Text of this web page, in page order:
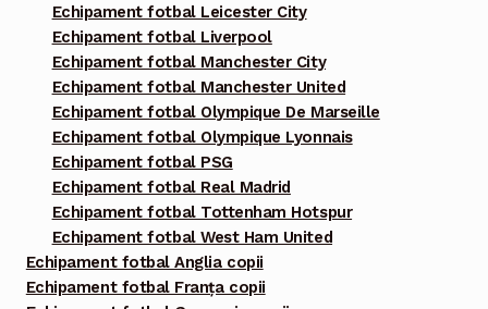
Echipament fotbal Leicester City
Echipament fotbal Liverpool
Echipament fotbal Manchester City
Echipament fotbal Manchester United
Echipament fotbal Olympique De Marseille
Echipament fotbal Olympique Lyonnais
Echipament fotbal PSG
Echipament fotbal Real Madrid
Echipament fotbal Tottenham Hotspur
Echipament fotbal West Ham United
Echipament fotbal Anglia copii
Echipament fotbal Franța copii